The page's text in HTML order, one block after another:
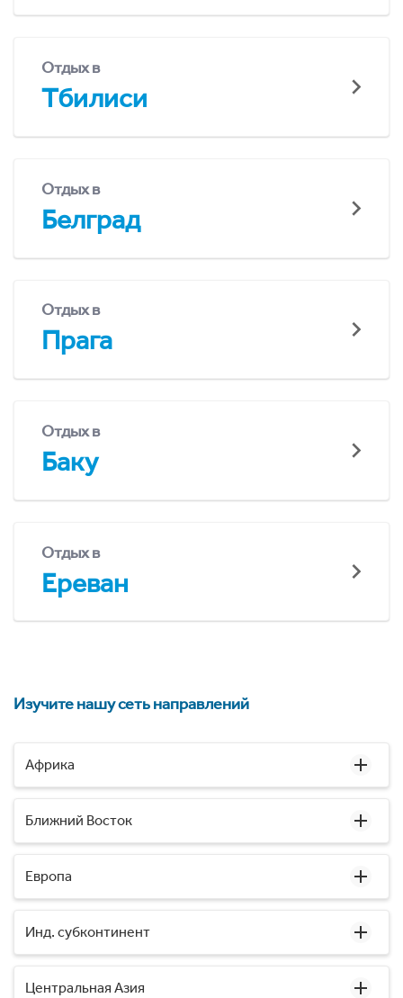
Отдых в
Тбилиси
Отдых в
Белград
Отдых в
Прага
Отдых в
Баку
Отдых в
Ереван
Изучите нашу сеть направлений
Африка
Ближний Восток
Европа
Инд. субконтинент
Центральная Азия